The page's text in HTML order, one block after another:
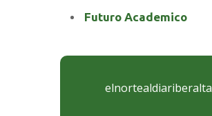
Futuro Academico
elnortealdiariberalta